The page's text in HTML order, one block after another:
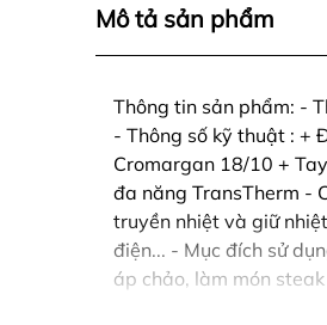
Mô tả sản phẩm
Thông tin sản phẩm: -
- Thông số kỹ thuật : +
Cromargan 18/10 +
đa năng TransTherm -
truyền nhiệt và giữ
điện... - Mục đích sử
áp chảo, làm món steak